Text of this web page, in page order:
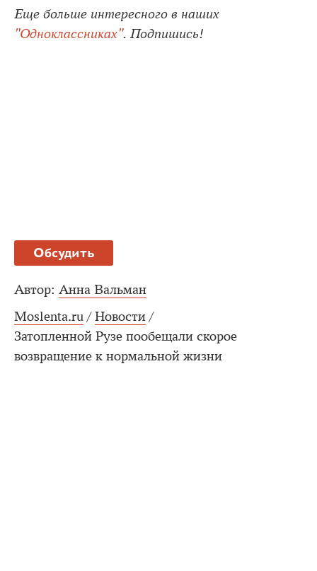
Еще больше интересного в наших
"Одноклассниках". Подпишись!
Обсудить
Автор: Анна Вальман
Moslenta.ru / Новости /
Затопленной Рузе пообещали скорое
возвращение к нормальной жизни